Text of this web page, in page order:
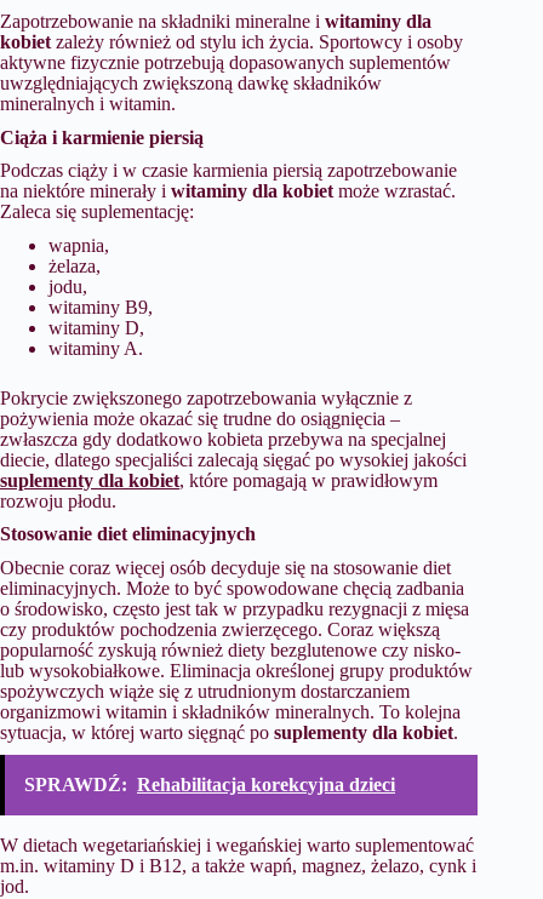
Zapotrzebowanie na składniki mineralne i witaminy dla
kobiet zależy również od stylu ich życia. Sportowcy i osoby
aktywne fizycznie potrzebują dopasowanych suplementów
uwzględniających zwiększoną dawkę składników
mineralnych i witamin.
Ciąża i karmienie piersią
Podczas ciąży i w czasie karmienia piersią zapotrzebowanie
na niektóre minerały i witaminy dla kobiet może wzrastać.
Zaleca się suplementację:
wapnia,
żelaza,
jodu,
witaminy B9,
witaminy D,
witaminy A.
Pokrycie zwiększonego zapotrzebowania wyłącznie z
pożywienia może okazać się trudne do osiągnięcia –
zwłaszcza gdy dodatkowo kobieta przebywa na specjalnej
diecie, dlatego specjaliści zalecają sięgać po wysokiej jakości
suplementy dla kobiet, które pomagają w prawidłowym
rozwoju płodu.
Stosowanie diet eliminacyjnych
Obecnie coraz więcej osób decyduje się na stosowanie diet
eliminacyjnych. Może to być spowodowane chęcią zadbania
o środowisko, często jest tak w przypadku rezygnacji z mięsa
czy produktów pochodzenia zwierzęcego. Coraz większą
popularność zyskują również diety bezglutenowe czy nisko-
lub wysokobiałkowe. Eliminacja określonej grupy produktów
spożywczych wiąże się z utrudnionym dostarczaniem
organizmowi witamin i składników mineralnych. To kolejna
sytuacja, w której warto sięgnąć po suplementy dla kobiet.
SPRAWDŹ: Rehabilitacja korekcyjna dzieci
W dietach wegetariańskiej i wegańskiej warto suplementować
m.in. witaminy D i B12, a także wapń, magnez, żelazo, cynk i
jod.